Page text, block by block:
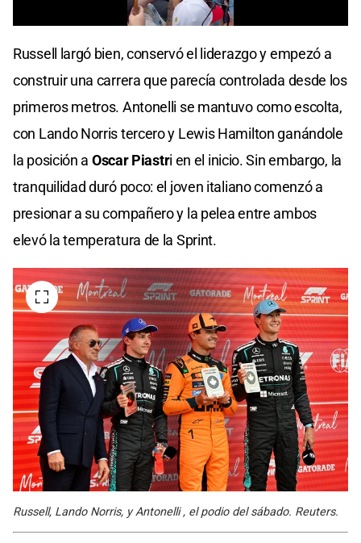
of
seconds
Russell largó bien, conservó el liderazgo y empezó a
construir una carrera que parecía controlada desde los
primeros metros. Antonelli se mantuvo como escolta,
con Lando Norris tercero y Lewis Hamilton ganándole
la posición a Oscar Piastri en el inicio. Sin embargo, la
tranquilidad duró poco: el joven italiano comenzó a
presionar a su compañero y la pelea entre ambos
elevó la temperatura de la Sprint.
Russell, Lando Norris, y Antonelli , el podio del sábado. Reuters.